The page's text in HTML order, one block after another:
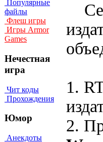
Популярные
файлы
Флеш игры
Игры Armor
Games
Нечестная
игра
Чит коды
Прохождения
Юмор
Анекдоты
1.
2.